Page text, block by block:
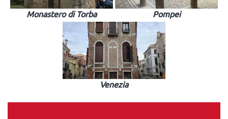
Monastero di Torba Pompei
Venezia